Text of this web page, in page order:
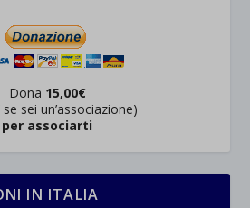
Dona 15,00€
sei un’associazione)
per associarti
IN ITALIA